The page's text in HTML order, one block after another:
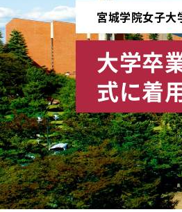
宮城学院女子大
大学卒
式に着